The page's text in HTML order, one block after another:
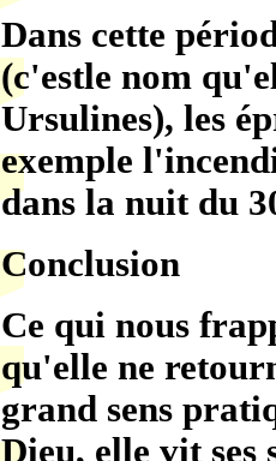
Dans cette
(c'estle nom
Ursulines), les
exemple
dans la nuit du
Conclusion
Ce qui nous
qu'elle ne
grand sens
Dieu, elle vit ses